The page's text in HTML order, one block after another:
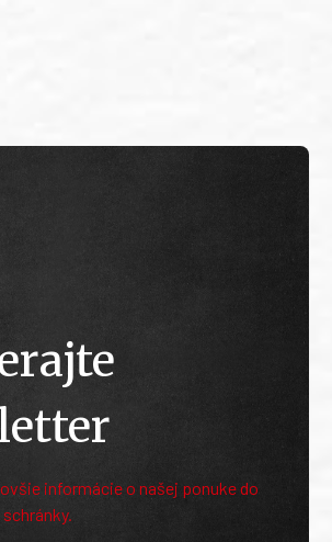
informácie o našej ponuke do